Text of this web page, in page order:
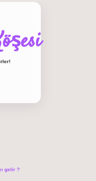
gelir ?